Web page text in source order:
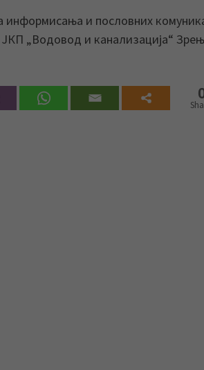
информисања и пословних
ЈКП „Водовод и канализација“